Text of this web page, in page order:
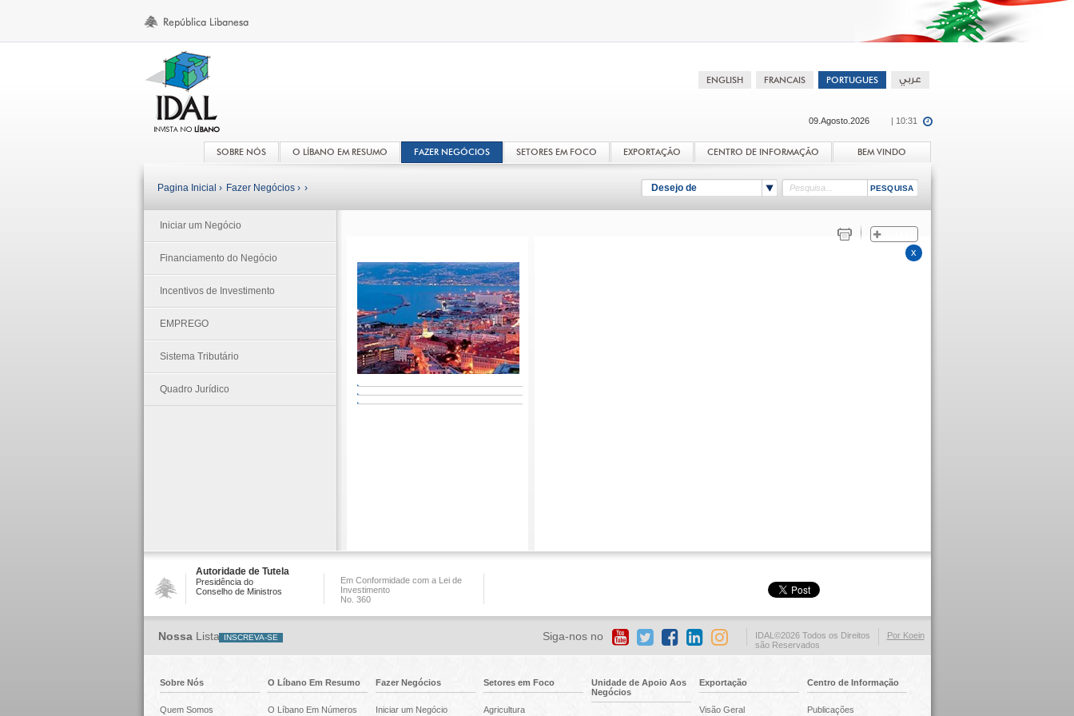
09.Agosto.2026 | 10:31
SOBRE NÓS O LÍBANO EM RESUMO FAZER NEGÓCIOS SETORES EM FOCO EXPORTAÇÃO CENTRO DE INFORMAÇÃO BEM VINDO
Desejo de
Pagina Inicial › Fazer Negócios › ›
Iniciar um Negócio
Financiamento do Negócio
Incentivos de Investimento
EMPREGO
Sistema Tributário
Quadro Jurídico
Autoridade de Tutela
Presidência do
Conselho de Ministros
Em Conformidade com a Lei de
Investimento
No. 360
Por Koein
IDAL©2026 Todos os Direitos
são Reservados
NossaLista Siga-nos no
Sobre Nós
Quem Somos
O Líbano Em Resumo
O Líbano Em Números
Fazer Negócios
Iniciar um Negócio
Setores em Foco
Agricultura
Unidade de Apoio Aos
Negócios
Exportação
Visão Geral
Centro de Informação
Publicações